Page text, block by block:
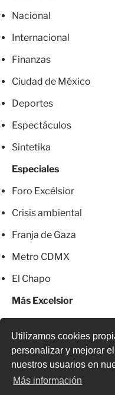
Utilizamos cookies
personalizar y mejorar
nuestros usuarios en
Más información
Nacional
Internacional
Finanzas
Ciudad de México
Deportes
Espectáculos
Sintetika
Especiales
Foro Excélsior
Crisis ambiental
Franja de Gaza
Metro CDMX
El Chapo
Más Excelsior
© 2026 Todos los derechos
o parcial,